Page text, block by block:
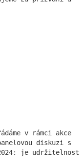
v rámci akce
diskuzi s
je udržitelnost